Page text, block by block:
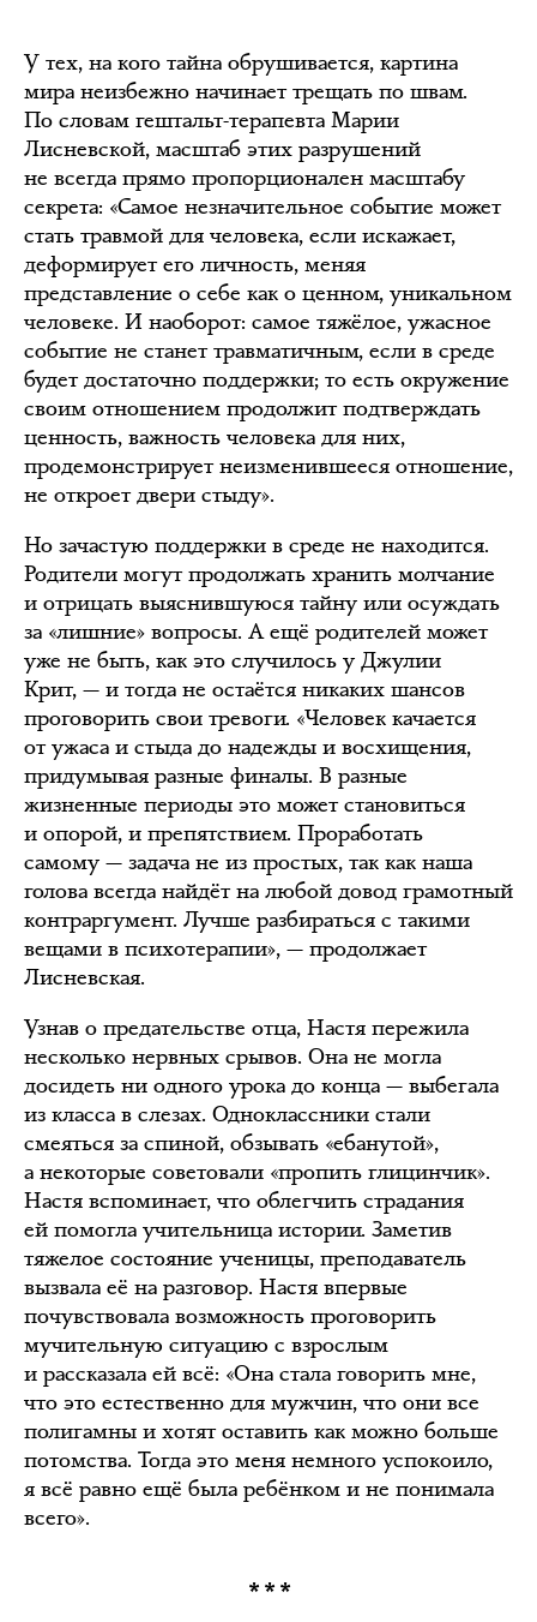
У тех, на кого тайна обрушивается, картина
мира неизбежно начинает трещать по швам.
По словам гештальт-терапевта Марии
Лисневской, масштаб этих разрушений
не всегда прямо пропорционален масштабу
секрета: «Самое незначительное событие может
стать травмой для человека, если искажает,
деформирует его личность, меняя
представление о себе как о ценном, уникальном
человеке. И наоборот: самое тяжёлое, ужасное
событие не станет травматичным, если в среде
будет достаточно поддержки; то есть окружение
своим отношением продолжит подтверждать
ценность, важность человека для них,
продемонстрирует неизменившееся отношение,
не откроет двери стыду».
Но зачастую поддержки в среде не находится.
Родители могут продолжать хранить молчание
и отрицать выяснившуюся тайну или осуждать
за «лишние» вопросы. А ещё родителей может
уже не быть, как это случилось у Джулии
Крит, — и тогда не остаётся никаких шансов
проговорить свои тревоги. «Человек качается
от ужаса и стыда до надежды и восхищения,
придумывая разные финалы. В разные
жизненные периоды это может становиться
и опорой, и препятствием. Проработать
самому — задача не из простых, так как наша
голова всегда найдёт на любой довод грамотный
контраргумент. Лучше разбираться с такими
вещами в психотерапии», — продолжает
Лисневская.
Узнав о предательстве отца, Настя пережила
несколько нервных срывов. Она не могла
досидеть ни одного урока до конца — выбегала
из класса в слезах. Одноклассники стали
смеяться за спиной, обзывать «ебанутой»,
а некоторые советовали «пропить глицинчик».
Настя вспоминает, что облегчить страдания
ей помогла учительница истории. Заметив
тяжелое состояние ученицы, преподаватель
вызвала её на разговор. Настя впервые
почувствовала возможность проговорить
мучительную ситуацию с взрослым
и рассказала ей всё: «Она стала говорить мне,
что это естественно для мужчин, что они все
полигамны и хотят оставить как можно больше
потомства. Тогда это меня немного успокоило,
я всё равно ещё была ребёнком и не понимала
всего».
***